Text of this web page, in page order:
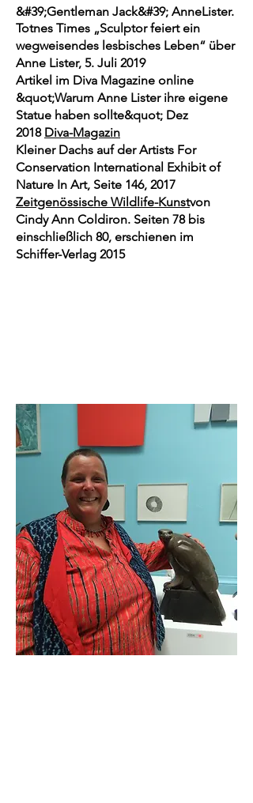
&#39;Gentleman Jack&#39; AnneLister.
Totnes Times „Sculptor feiert ein
wegweisendes lesbisches Leben“ über
Anne Lister, 5. Juli 2019
Artikel im Diva Magazine online
&quot;Warum Anne Lister ihre eigene
Statue haben sollte&quot; Dez
2018 Diva-Magazin
Kleiner Dachs auf der Artists For
Conservation International Exhibit of
Nature In Art, Seite 146, 2017
Zeitgenössische Wildlife-Kunstvon
Cindy Ann Coldiron. Seiten 78 bis
einschließlich 80, erschienen im
Schiffer-Verlag 2015